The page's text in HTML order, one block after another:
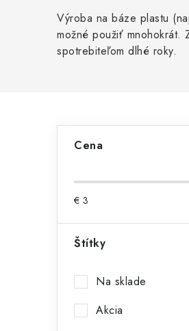
Výroba na báze plastu
možné použiť mnohokrát.
spotrebiteľom dlhé roky.
n
Cena
€ 3
Štítky
Na sklade
Akcia